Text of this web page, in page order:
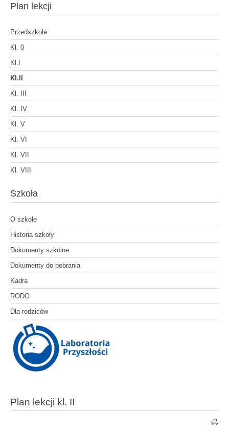
Plan lekcji
Przedszkole
Kl. 0
Kl.I
Kl.II
Kl. III
Kl. IV
Kl. V
Kl. VI
Kl. VII
Kl. VIII
Szkoła
O szkole
Historia szkoły
Dokumenty szkolne
Dokumenty do pobrania
Kadra
RODO
Dla rodziców
Plan lekcji kl. II